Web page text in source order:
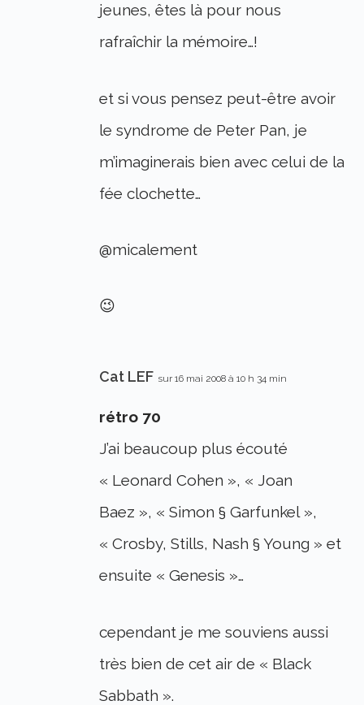
jeunes, êtes là pour nous
rafraîchir la mémoire…!
et si vous pensez peut-être avoir
le syndrome de Peter Pan, je
m’imaginerais bien avec celui de la
fée clochette…
@micalement
😉
Cat LEF sur 16 mai 2008 à 10 h 34 min
rétro 70
J’ai beaucoup plus écouté
« Leonard Cohen », « Joan
Baez », « Simon § Garfunkel »,
« Crosby, Stills, Nash § Young » et
ensuite « Genesis »…
cependant je me souviens aussi
très bien de cet air de « Black
Sabbath ».